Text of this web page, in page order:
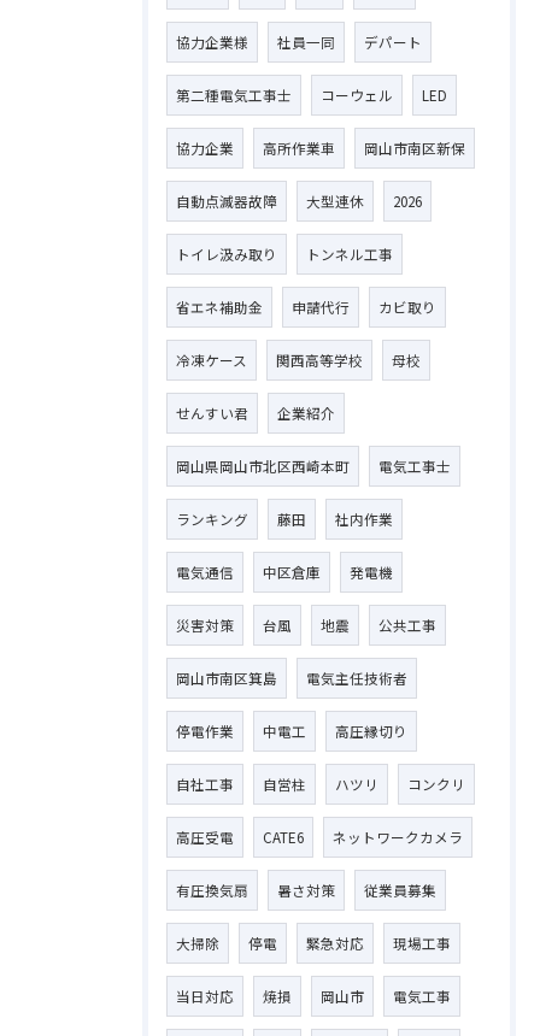
協力企業様 社員一同 デパート
第二種電気工事士 コーウェル LED
協力企業 高所作業車 岡山市南区新保
自動点滅器故障 大型連休 2026
トイレ汲み取り トンネル工事
省エネ補助金 申請代行 カビ取り
冷凍ケース 関西高等学校 母校
せんすい君 企業紹介
岡山県岡山市北区西崎本町 電気工事士
ランキング 藤田 社内作業
電気通信 中区倉庫 発電機
災害対策 台風 地震 公共工事
岡山市南区箕島 電気主任技術者
停電作業 中電工 高圧縁切り
自社工事 自営柱 ハツリ コンクリ
高圧受電 CATE6 ネットワークカメラ
有圧換気扇 暑さ対策 従業員募集
大掃除 停電 緊急対応 現場工事
当日対応 焼損 岡山市 電気工事